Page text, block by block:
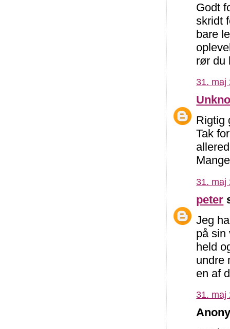
Godt
skridt
bare
rør du
31. maj
Rigtig
Tak
31. maj
peter
Jeg
på sin
held
undre
en af
31. maj